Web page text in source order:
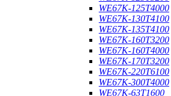
WE67K-125T4000
WE67K-130T4100
WE67K-135T4100
WE67K-160T3200
WE67K-160T4000
WE67K-170T3200
WE67K-220T6100
WE67K-300T4000
WE67K-63T1600